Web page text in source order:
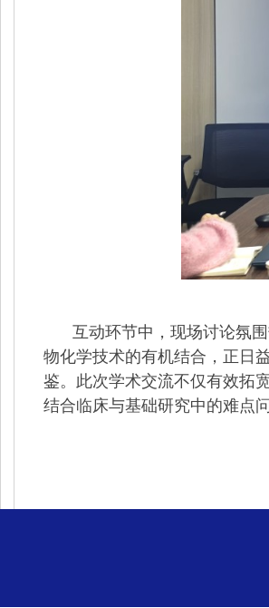
互动环节中，现场讨论氛
物化学技术的有机结合，正日
鉴。此次学术交流不仅有效拓
结合临床与基础研究中的难点